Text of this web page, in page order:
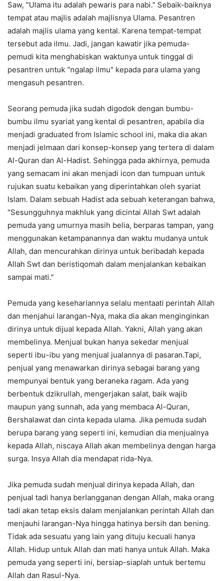
Saw, "Ulama itu adalah pewaris para nabi." Sebaik-baiknya
tempat atau majlis adalah majlisnya Ulama. Pesantren
adalah majlis ulama yang kental. Karena tempat-tempat
tersebut ada ilmu. Jadi, jangan kawatir jika pemuda-
pemudi kita menghabiskan waktunya untuk tinggal di
pesantren untuk "ngalap ilmu" kepada para ulama yang
mengasuh pesantren.
Seorang pemuda jika sudah digodok dengan bumbu-
bumbu ilmu syariat yang kental di pesantren, apabila dia
menjadi graduated from Islamic school ini, maka dia akan
menjadi jelmaan dari konsep-konsep yang tertera di dalam
Al-Quran dan Al-Hadist. Sehingga pada akhirnya, pemuda
yang semacam ini akan menjadi icon dan tumpuan untuk
rujukan suatu kebaikan yang diperintahkan oleh syariat
Islam. Dalam sebuah Hadist ada sebuah keterangan bahwa,
"Sesungguhnya makhluk yang dicintai Allah Swt adalah
pemuda yang umurnya masih belia, berparas tampan, yang
menggunakan ketampanannya dan waktu mudanya untuk
Allah, dan mencurahkan dirinya untuk beribadah kepada
Allah Swt dan beristiqomah dalam menjalankan kebaikan
sampai mati."
Pemuda yang kesehariannya selalu mentaati perintah Allah
dan menjahui larangan-Nya, maka dia akan menginginkan
dirinya untuk dijual kepada Allah. Yakni, Allah yang akan
membelinya. Menjual bukan hanya sekedar menjual
seperti ibu-ibu yang menjual jualannya di pasaran.Tapi,
penjual yang menawarkan dirinya sebagai barang yang
mempunyai bentuk yang beraneka ragam. Ada yang
berbentuk dzikrullah, mengerjakan salat, baik wajib
maupun yang sunnah, ada yang membaca Al-Quran,
Bershalawat dan cinta kepada ulama. Jika pemuda sudah
berupa barang yang seperti ini, kemudian dia menjualnya
kepada Allah, niscaya Allah akan membelinya dengan harga
surga. Insya Allah dia mendapat rida-Nya.
Jika pemuda sudah menjual dirinya kepada Allah, dan
penjual tadi hanya berlangganan dengan Allah, maka orang
tadi akan tetap eksis dalam menjalankan perintah Allah dan
menjauhi larangan-Nya hingga hatinya bersih dan bening.
Tidak ada sesuatu yang lain yang dituju kecuali hanya
Allah. Hidup untuk Allah dan mati hanya untuk Allah. Maka
pemuda yang seperti ini, bersiap-siaplah untuk bertemu
Allah dan Rasul-Nya.